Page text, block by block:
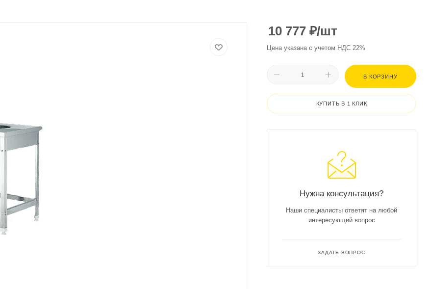
10 777 ₽/шт
Цена указана с учетом НДС 22%
В КОРЗИНУ
КУПИТЬ В 1 КЛИК
Нужна консультация?
Наши специалисты ответят на любой
интересующий вопрос
ЗАДАТЬ ВОПРОС